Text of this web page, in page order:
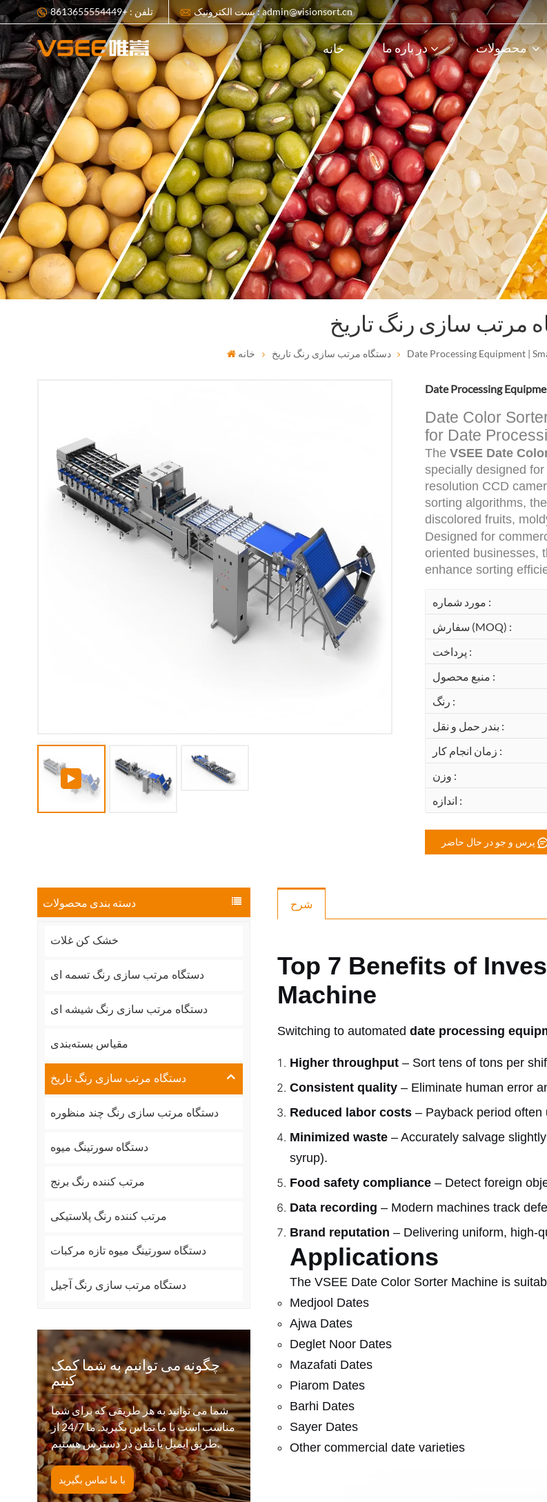
تلفن : +8613655554449 پست الکترونیک : admin@visionsort.cn
خانه در باره ما محصولات
مرتب سازی رنگ تاریخ
خانه دستگاه مرتب سازی رنگ تاریخ Date Processing Equipment |
Date Processing
Date Color
for Date
TheVSEE Date
specially designed
resolution CCD
sorting algorithms,
discolored fruits,
Designed for
oriented businesses,
enhance sorting
مورد شماره :
سفارش (MOQ) :
پرداخت :
منبع محصول :
رنگ :
بندر حمل و نقل :
زمان انجام کار :
وزن :
اندازه :
پرس و جو در حال حاضر
دسته بندی محصولات
خشک کن غلات
دستگاه مرتب سازی رنگ تسمه ای
دستگاه مرتب سازی رنگ شیشه ای
مقیاس بسته‌بندی
دستگاه مرتب سازی رنگ تاریخ
دستگاه مرتب سازی رنگ چند منظوره
دستگاه سورتینگ میوه
مرتب کننده رنگ برنج
مرتب کننده رنگ پلاستیکی
دستگاه سورتینگ میوه تازه مرکبات
دستگاه مرتب سازی رنگ آجیل
چگونه می توانیم به شما کمک
کنیم
شما می توانید به هر طریقی که برای شما
مناسب است با ما تماس بگیرید. ما 24/7 از
طریق ایمیل یا تلفن در دسترس هستیم.
با ما تماس بگیرید
شرح
Top 7 Benefits of
Machine
Switching to automateddate processing
Higher throughput – Sort tens of tons per
Consistent quality – Eliminate human error
Reduced labor costs – Payback period often
Minimized waste – Accurately salvage
syrup).
Food safety compliance – Detect foreign
Data recording – Modern machines track
Brand reputation – Delivering uniform, high-
Applications
The VSEE Date Color Sorter Machine is
Medjool Dates
Ajwa Dates
Deglet Noor Dates
Mazafati Dates
Piarom Dates
Barhi Dates
Sayer Dates
Other commercial date varieties